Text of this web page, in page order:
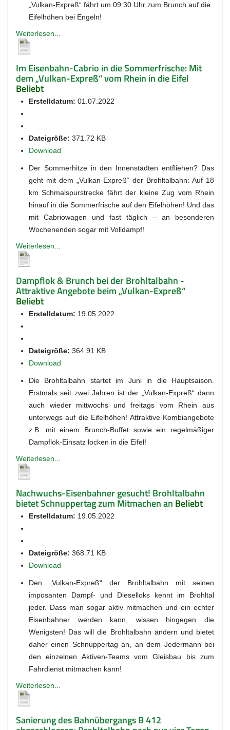
„Vulkan-Expreß“ fährt um 09:30 Uhr zum Brunch auf die
Eifelhöhen bei Engeln!
Weiterlesen...
Im Eisenbahn-Cabrio in die Sommerfrische: Mit
dem „Vulkan-Expreß“ vom Rhein in die Eifel
Beliebt
Erstelldatum: 01.07.2022
Dateigröße: 371.72 KB
Download
Der Sommerhitze in den Innenstädten entfliehen? Das
geht mit dem „Vulkan-Expreß“ der Brohltalbahn: Auf 18
km Schmalspurstrecke fährt der kleine Zug vom Rhein
hinauf in die Sommerfrische auf den Eifelhöhen! Und das
mit Cabriowagen und fast täglich – an besonderen
Wochenenden sogar mit Volldampf!
Weiterlesen...
Dampflok & Brunch bei der Brohltalbahn -
Attraktive Angebote beim „Vulkan-Expreß“
Beliebt
Erstelldatum: 19.05.2022
Dateigröße: 364.91 KB
Download
Die Brohltalbahn startet im Juni in die Hauptsaison.
Erstmals seit zwei Jahren ist der „Vulkan-Expreß“ dann
auch wieder mittwochs und freitags vom Rhein aus
unterwegs auf die Eifelhöhen! Attraktive Kombiangebote
z.B. mit einem Brunch-Buffet sowie ein regelmäßiger
Dampflok-Einsatz locken in die Eifel!
Weiterlesen...
Nachwuchs-Eisenbahner gesucht! Brohltalbahn
bietet Schnuppertag zum Mitmachen an Beliebt
Erstelldatum: 19.05.2022
Dateigröße: 368.71 KB
Download
Den „Vulkan-Expreß“ der Brohltalbahn mit seinen
imposanten Dampf- und Dieselloks kennt im Brohltal
jeder. Dass man sogar aktiv mitmachen und ein echter
Eisenbahner werden kann, wissen hingegen die
Wenigsten! Das will die Brohltalbahn ändern und bietet
daher einen Schnuppertag an, an dem Jedermann bei
den einzelnen Aktiven-Teams vom Gleisbau bis zum
Fahrdienst mitmachen kann!
Weiterlesen...
Sanierung des Bahnübergangs B 412